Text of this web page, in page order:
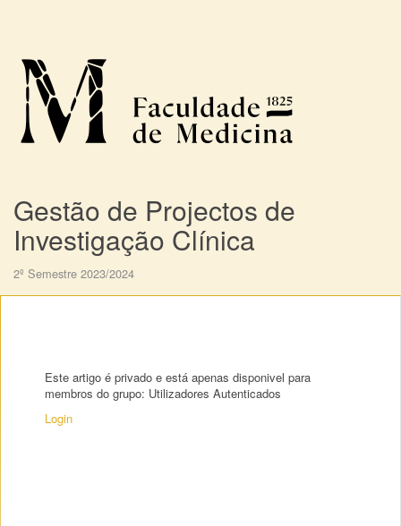
Gestão de Projectos de
Investigação Clínica
2º Semestre 2023/2024
Este artigo é privado e está apenas disponivel para
membros do grupo: Utilizadores Autenticados
Login